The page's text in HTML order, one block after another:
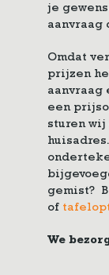
je
aanvraag
Omdat
prijzen
aanvraag
een
sturen
gemist?
of
We